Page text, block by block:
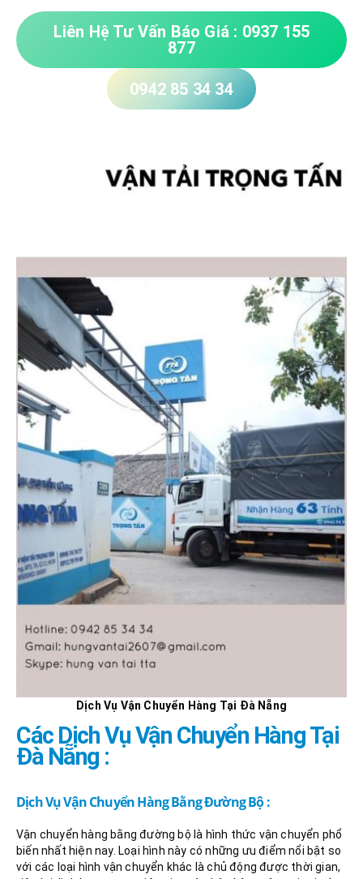
Liên Hệ Tư Vấn Báo Giá : 0937 155
877
0942 85 34 34
Dịch Vụ Vận Chuyển Hàng Tại Đà Nẵng
Các Dịch Vụ Vận Chuyển Hàng Tại
Đà Nẵng :
Dịch Vụ Vận Chuyển Hàng Bằng Đường Bộ :
Vận chuyển hàng bằng đường bộ là hình thức vận chuyển phổ
biến nhất hiện nay. Loại hình này có những ưu điểm nổi bật so
với các loại hình vận chuyển khác là chủ động được thời gian,